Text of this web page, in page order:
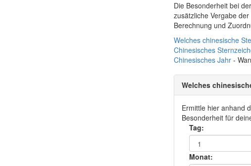
Die Besonderheit bei
zusätzliche Vergabe
Berechnung und
Welches chinesische
Chinesisches
Chinesisches Jahr -
Welches
Ermittle hier anhand
Besonderheit für
Tag:
Monat: